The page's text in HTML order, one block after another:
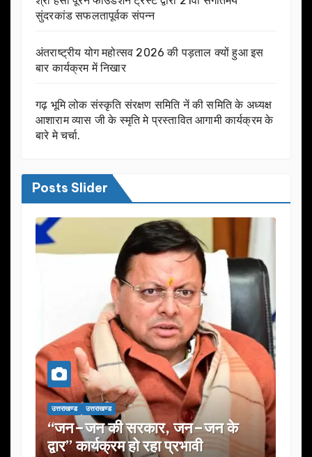
सुंदरकांड सफलतापूर्वक संपन्न
अंतराष्ट्रीय योग महोत्सव 2026 की पड़ताल क्यों हुआ इस
बार कार्यक्रम में निखार
गढ़ भूमि लोक संस्कृति संरक्षण समिति नें की समिति के अध्यक्ष
आशाराम व्यास जी के स्मृति मे प्रस्तावित आगामी कार्यक्रम के
बारे मे चर्चा.
Posts Slider
सरकार, जन–जन के
हो रहा प्रभावी
उत्तराखण्ड
यूजेवीएन लिमिटेड की
में कई अहम प्रस्तावों को